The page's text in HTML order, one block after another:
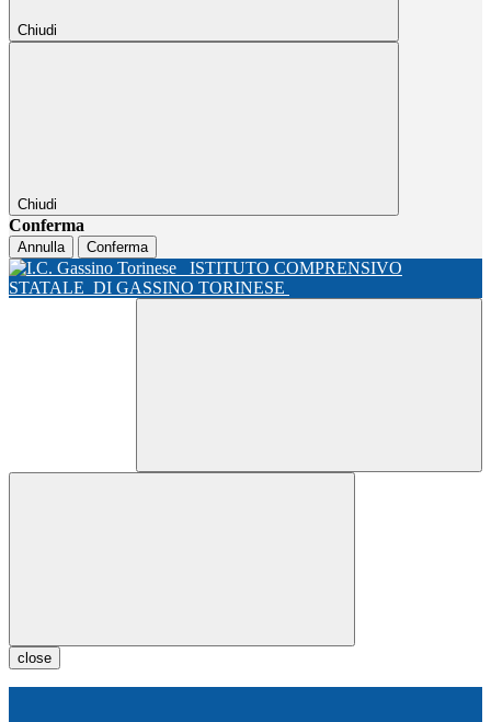
Chiudi
Chiudi
Conferma
Annulla Conferma
ISTITUTO COMPRENSIVO
STATALE DI GASSINO TORINESE
close